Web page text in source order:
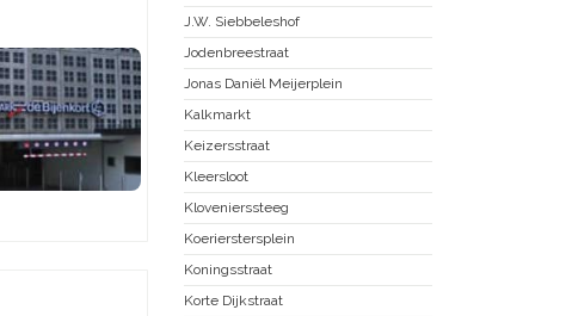
J.W. Siebbeleshof
Jodenbreestraat
Jonas Daniël Meijerplein
Kalkmarkt
Keizersstraat
Kleersloot
Klovenierssteeg
Koerierstersplein
Koningsstraat
Korte Dijkstraat